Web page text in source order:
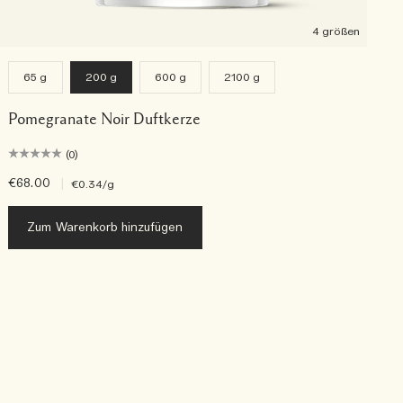
4 größen
65 g 200 g 600 g 2100 g
Pomegranate Noir Duftkerze
(0)
€68.00 €0.34/g
Zum Warenkorb hinzufügen